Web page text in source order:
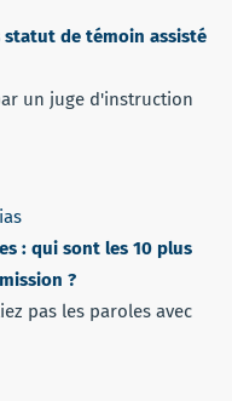
statut de témoin assisté
un juge d'instruction
: qui sont les 10 plus
?
pas les paroles avec